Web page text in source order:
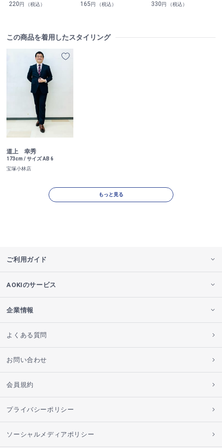
220円 （税込） 165円 （税込） 330円 （税込）
この商品を着用したスタイリング
道上 幸秀
173cm / サイズ AB 6
宝塚小林店
もっと見る
ご利用ガイド
AOKIのサービス
企業情報
よくある質問
お問い合わせ
会員規約
プライバシーポリシー
ソーシャルメディアポリシー